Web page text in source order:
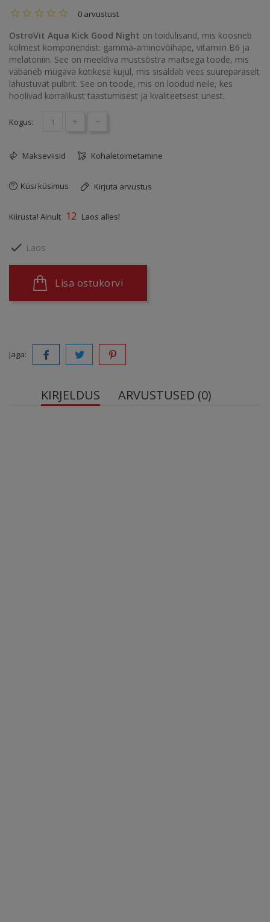
0 arvustust
OstroVit Aqua Kick Good Night on toidulisand, mis koosneb
kolmest komponendist: gamma-aminovõihape, vitamiin B6 ja
melatoniin. See on meeldiva mustsõstra maitsega toode, mis
vabaneb mugava kotikese kujul, mis sisaldab vees suurepäraselt
lahustuvat pulbrit. See on toode, mis on loodud neile, kes
hoolivad korralikust taastumisest ja kvaliteetsest unest.
Kogus: + -
Makseviisid Kohaletoimetamine
Küsi küsimus Kirjuta arvustus
Kiirusta! Ainult 12 Laos alles!
 Laos
Lisa ostukorvi
Jaga:
KIRJELDUS ARVUSTUSED (0)